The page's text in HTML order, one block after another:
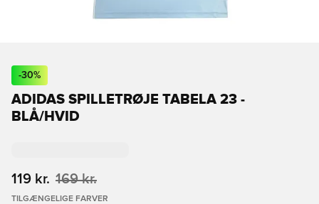
-30%
ADIDAS SPILLETRØJE TABELA 23 -
BLÅ/HVID
119 kr. 169 kr.
TILGÆNGELIGE FARVER